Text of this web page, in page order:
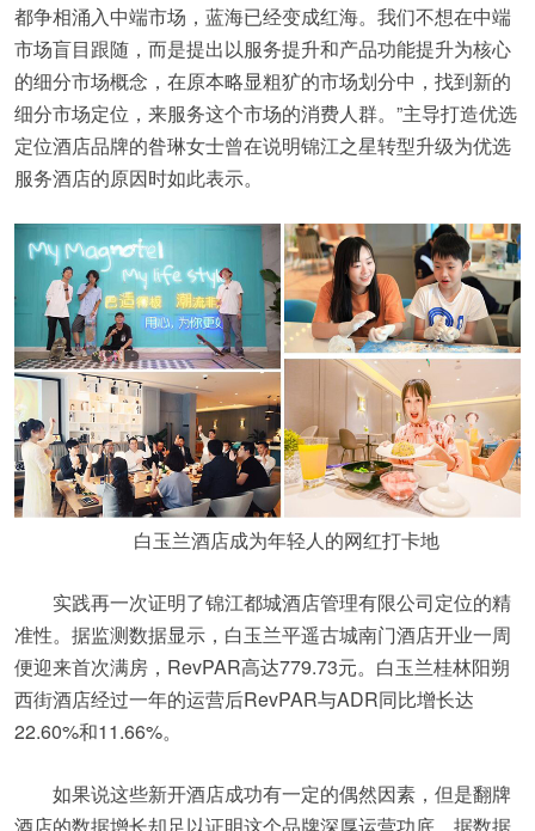
都争相涌入中端市场，蓝海已经变成红海。我们不想在中端
市场盲目跟随，而是提出以服务提升和产品功能提升为核心
的细分市场概念，在原本略显粗犷的市场划分中，找到新的
细分市场定位，来服务这个市场的消费人群。”主导打造优选
定位酒店品牌的昝琳女士曾在说明锦江之星转型升级为优选
服务酒店的原因时如此表示。
白玉兰酒店成为年轻人的网红打卡地
实践再一次证明了锦江都城酒店管理有限公司定位的精
准性。据监测数据显示，白玉兰平遥古城南门酒店开业一周
便迎来首次满房，RevPAR高达779.73元。白玉兰桂林阳朔
西街酒店经过一年的运营后RevPAR与ADR同比增长达
22.60%和11.66%。
如果说这些新开酒店成功有一定的偶然因素，但是翻牌